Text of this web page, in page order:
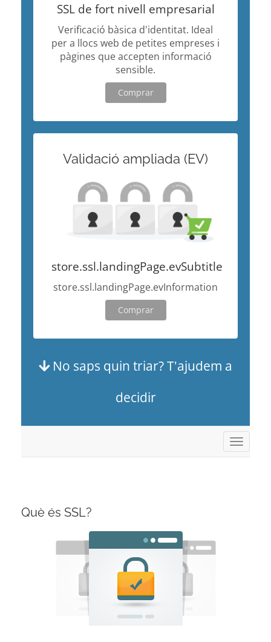
SSL de fort nivell empresarial
Verificació bàsica d'identitat. Ideal
per a llocs web de petites empreses i
pàgines que accepten informació
sensible.
Comprar
Validació ampliada (EV)
store.ssl.landingPage.evSubtitle
store.ssl.landingPage.evInformation
Comprar
No saps quin triar? T'ajudem a
decidir
Canvia
la
Què és SSL?